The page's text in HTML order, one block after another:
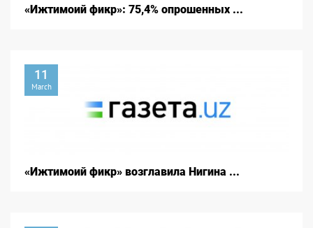
«Ижтимоий фикр»: 75,4% опрошенных ...
11
March
«Ижтимоий фикр» возглавила Нигина ...